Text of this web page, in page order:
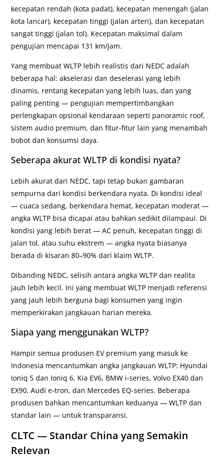
kecepatan rendah (kota padat), kecepatan menengah (jalan
kota lancar), kecepatan tinggi (jalan arteri), dan kecepatan
sangat tinggi (jalan tol). Kecepatan maksimal dalam
pengujian mencapai 131 km/jam.
Yang membuat WLTP lebih realistis dari NEDC adalah
beberapa hal: akselerasi dan deselerasi yang lebih
dinamis, rentang kecepatan yang lebih luas, dan yang
paling penting — pengujian mempertimbangkan
perlengkapan opsional kendaraan seperti panoramic roof,
sistem audio premium, dan fitur-fitur lain yang menambah
bobot dan konsumsi daya.
Seberapa akurat WLTP di kondisi nyata?
Lebih akurat dari NEDC, tapi tetap bukan gambaran
sempurna dari kondisi berkendara nyata. Di kondisi ideal
— cuaca sedang, berkendara hemat, kecepatan moderat —
angka WLTP bisa dicapai atau bahkan sedikit dilampaui. Di
kondisi yang lebih berat — AC penuh, kecepatan tinggi di
jalan tol, atau suhu ekstrem — angka nyata biasanya
berada di kisaran 80–90% dari klaim WLTP.
Dibanding NEDC, selisih antara angka WLTP dan realita
jauh lebih kecil. Ini yang membuat WLTP menjadi referensi
yang jauh lebih berguna bagi konsumen yang ingin
memperkirakan jangkauan harian mereka.
Siapa yang menggunakan WLTP?
Hampir semua produsen EV premium yang masuk ke
Indonesia mencantumkan angka jangkauan WLTP: Hyundai
Ioniq 5 dan Ioniq 6, Kia EV6, BMW i-series, Volvo EX40 dan
EX90, Audi e-tron, dan Mercedes EQ-series. Beberapa
produsen bahkan mencantumkan keduanya — WLTP dan
standar lain — untuk transparansi.
CLTC — Standar China yang Semakin
Relevan